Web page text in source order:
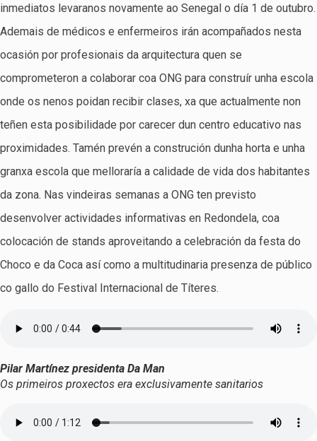
inmediatos levaranos novamente ao Senegal o día 1 de outubro.
Ademais de médicos e enfermeiros irán acompañados nesta
ocasión por profesionais da arquitectura quen se
comprometeron a colaborar coa ONG para construír unha escola
onde os nenos poidan recibir clases, xa que actualmente non
teñen esta posibilidade por carecer dun centro educativo nas
proximidades. Tamén prevén a construción dunha horta e unha
granxa escola que melloraría a calidade de vida dos habitantes
da zona. Nas vindeiras semanas a ONG ten previsto
desenvolver actividades informativas en Redondela, coa
colocación de stands aproveitando a celebración da festa do
Choco e da Coca así como a multitudinaria presenza de público
co gallo do Festival Internacional de Títeres.
Pilar Martínez presidenta Da Man
Os primeiros proxectos era exclusivamente sanitarios